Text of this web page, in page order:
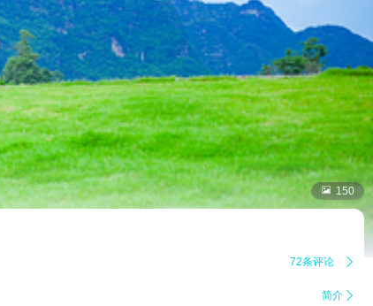
 150
72条评论 
简介 